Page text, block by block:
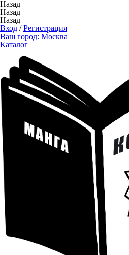
Назад
Назад
Назад
Вход /Регистрация
Ваш город: Москва
Каталог